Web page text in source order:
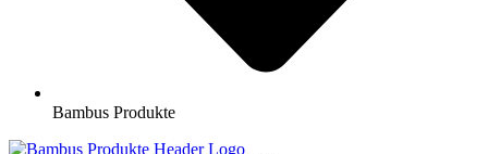
Bambus Produkte